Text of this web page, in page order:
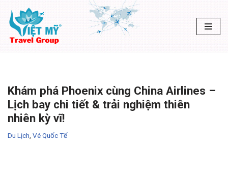
Chuyển
tới
Khám phá Phoenix cùng China Airlines –
Lịch bay chi tiết & trải nghiệm thiên
nhiên kỳ vĩ!
Du Lịch Vé Quốc Tế